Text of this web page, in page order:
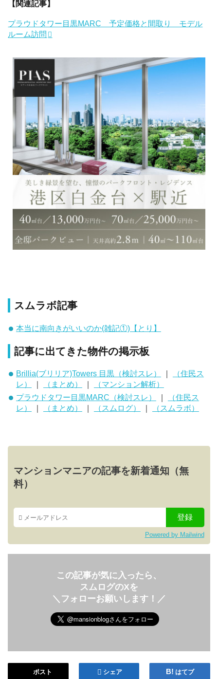
【関連記事】
プラウドタワー目黒MARC 予定価格と間取り モデル
ルーム訪問
スムラボ記事
本当に南向きがいいのか(雑記①)【とり】
記事に出てきた物件の掲示板
Brillia(ブリリア)Towers 目黒（検討スレ）
（住民ス
レ）
（まとめ）
（マンション解析）
プラウドタワー目黒MARC（検討スレ）
｜
（住民ス
レ）
｜ （まとめ） ｜ （スムログ） ｜ （スムラボ）
マンションマニアの記事を新着通知（無
料）
Powered by Mailwind
この記事が気に入ったら、
スムログのXを
＼フォローお願いします！／
ポスト シェア はてブ